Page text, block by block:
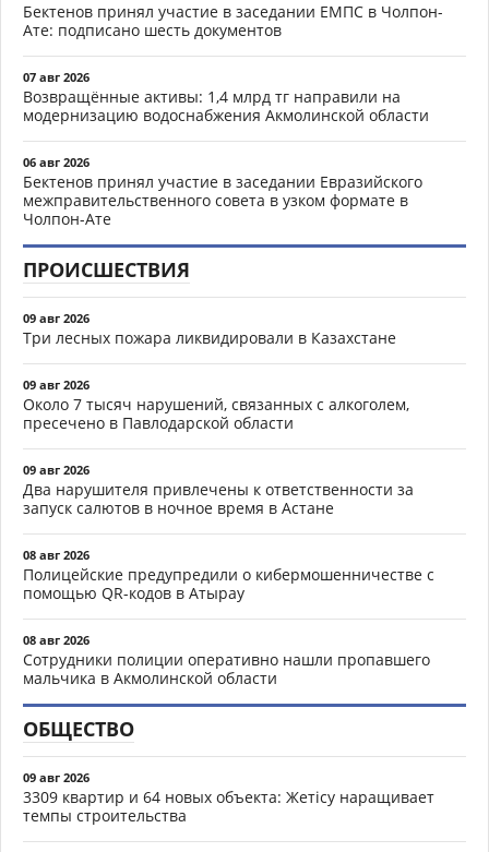
Бектенов принял участие в заседании ЕМПС в Чолпон-
Ате: подписано шесть документов
07 авг 2026
Возвращённые активы: 1,4 млрд тг направили на
модернизацию водоснабжения Акмолинской области
06 авг 2026
Бектенов принял участие в заседании Евразийского
межправительственного совета в узком формате в
Чолпон-Ате
ПРОИСШЕСТВИЯ
09 авг 2026
Три лесных пожара ликвидировали в Казахстане
09 авг 2026
Около 7 тысяч нарушений, связанных с алкоголем,
пресечено в Павлодарской области
09 авг 2026
Два нарушителя привлечены к ответственности за
запуск салютов в ночное время в Астане
08 авг 2026
Полицейские предупредили о кибермошенничестве с
помощью QR-кодов в Атырау
08 авг 2026
Сотрудники полиции оперативно нашли пропавшего
мальчика в Акмолинской области
ОБЩЕСТВО
09 авг 2026
3309 квартир и 64 новых объекта: Жетісу наращивает
темпы строительства